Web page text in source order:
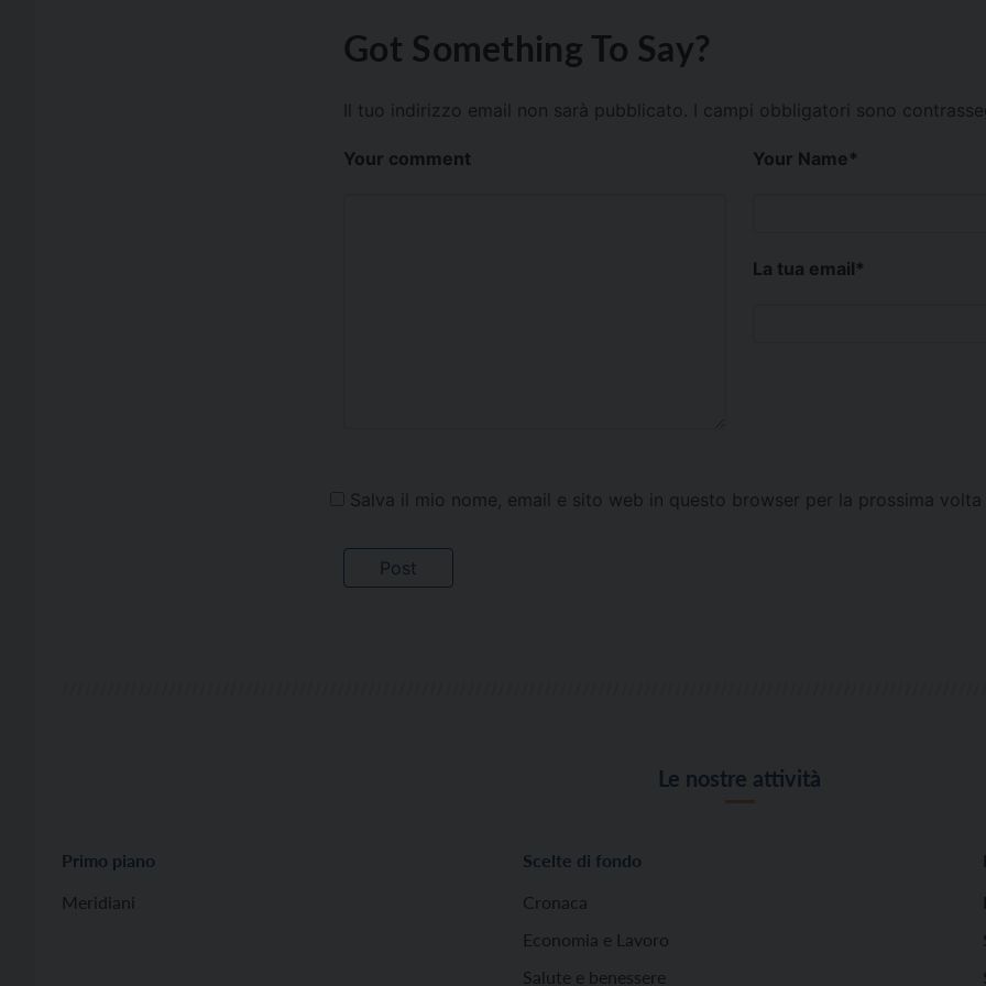
Got Something To Say?
Il tuo indirizzo email non sarà pubblicato. I campi obbligatori sono
Your comment Your Name*
La tua email*
Salva il mio nome, email e sito web in questo browser per la prossima
Le nostre attività
Primo piano
Meridiani
Scelte di fondo
Cronaca
Economia e Lavoro
Salute e benessere